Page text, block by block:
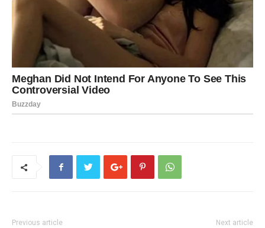
Previous article Next article